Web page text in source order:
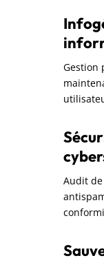
Gestion
Audit